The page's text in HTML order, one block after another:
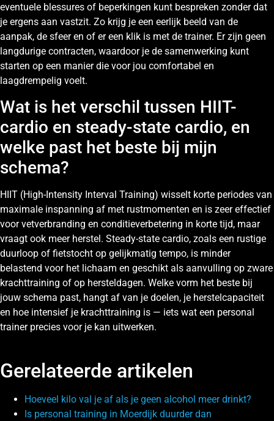
eventuele blessures of beperkingen kunt bespreken zonder dat
je ergens aan vastzit. Zo krijg je een eerlijk beeld van de
aanpak, de sfeer en of er een klik is met de trainer. Er zijn geen
langdurige contracten, waardoor je de samenwerking kunt
starten op een manier die voor jou comfortabel en
laagdrempelig voelt.
Wat is het verschil tussen HIIT-
cardio en steady-state cardio, en
welke past het beste bij mijn
schema?
HIIT (High-Intensity Interval Training) wisselt korte periodes van
maximale inspanning af met rustmomenten en is zeer effectief
voor vetverbranding en conditieverbetering in korte tijd, maar
vraagt ook meer herstel. Steady-state cardio, zoals een rustige
duurloop of fietstocht op gelijkmatig tempo, is minder
belastend voor het lichaam en geschikt als aanvulling op zware
krachttraining of op hersteldagen. Welke vorm het beste bij
jouw schema past, hangt af van je doelen, je herstelcapaciteit
en hoe intensief je krachttraining is — iets wat een personal
trainer precies voor je kan uitwerken.
Gerelateerde artikelen
Hoeveel kilo val je af als je geen alcohol meer drinkt?
Is personal training in Moerdijk duurder dan